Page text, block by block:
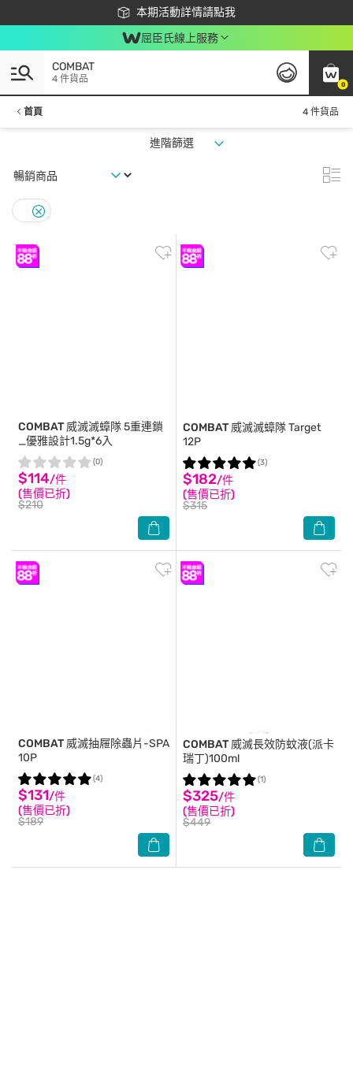
本期活動詳情請點我
下載app最高回饋$350
屈臣氏線上服務
0
COMBAT
4 件貨品
首頁 4 件貨品
進階篩選
COMBAT 威滅滅蟑隊 5重連鎖
_優雅設計1.5g*6入
$114/件
(售價已折)
$210
(0)
COMBAT 威滅滅蟑隊 Target
12P
$182/件
(售價已折)
$315
(3)
COMBAT 威滅抽屜除蟲片-SPA
10P
$131/件
(售價已折)
$189
(4)
COMBAT 威滅長效防蚊液(派卡
瑞丁)100ml
$325/件
(售價已折)
$449
(1)